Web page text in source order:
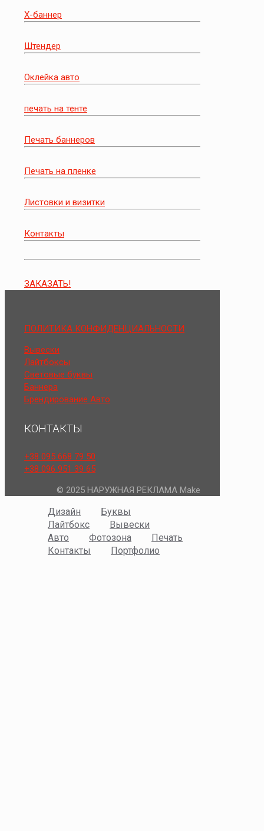
Х-баннер
Штендер
Оклейка авто
печать на тенте
Печать баннеров
Печать на пленке
Листовки и визитки
Контакты
ЗАКАЗАТЬ!
ПОЛИТИКА КОНФИДЕНЦИАЛЬНОСТИ
Вывески
Лайтбоксы
Световые буквы
Баннера
Брендирование Авто
КОНТАКТЫ
+38 095 668 79 50
+38 096 951 39 65
© 2025 НАРУЖНАЯ РЕКЛАМА Make
Дизайн
Буквы
Лайтбокс
Вывески
Авто
Фотозона
Печать
Контакты
Портфолио